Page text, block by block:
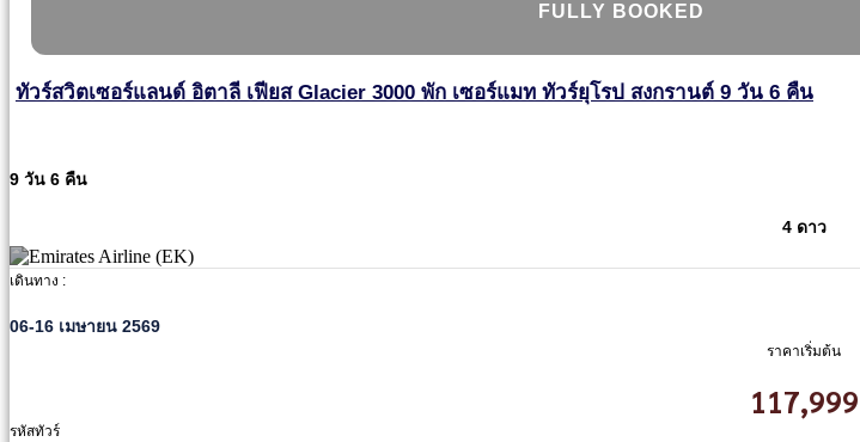
FULLY BOOKED
ทัวร์สวิตเซอร์แลนด์ อิตาลี เฟียส Glacier 3000 พัก เซอร์แมท ทัวร์ยุโรป สงกรานต์ 9 วัน 6 คืน
9 วัน 6 คืน
4 ดาว
เดินทาง :
06-16 เมษายน 2569
ราคาเริ่มต้น
117,999
รหัสทัวร์